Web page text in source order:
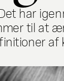
har
til at